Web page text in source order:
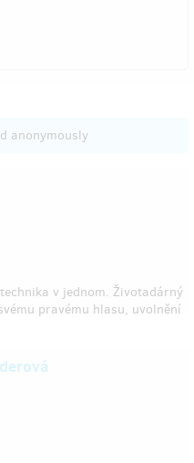
anonymously
v jednom. Životadárný
pravému hlasu, uvolnění